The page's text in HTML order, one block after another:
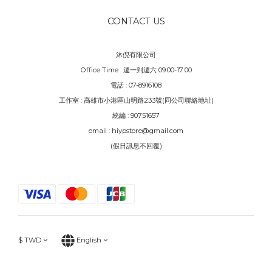
CONTACT US
沐倪有限公司
Office Time : 週一到週六 09:00-17:00
電話 : 07-8916108
工作室 : 高雄市小港區山明路233號(同公司聯絡地址)
統編 : 90751657
email : hiypstore@gmail.com
(假日訊息不回覆)
$ TWD English